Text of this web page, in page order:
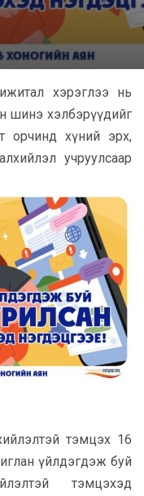
хэрэглээ нь
шинэ хэлбэрүүдийг
орчинд хүний эрх,
учруулсаар
тэмцэх 16
үйлдэгдэж буй
тэмцэхэд